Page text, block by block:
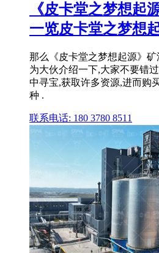
《皮卡堂之梦想起
一览皮卡堂之梦想
那么《皮卡堂之梦想起源》
为大伙介绍一下,大家不要错
中寻宝,获取许多资源,进而购
种 .
联系电话: 180 3780 8511